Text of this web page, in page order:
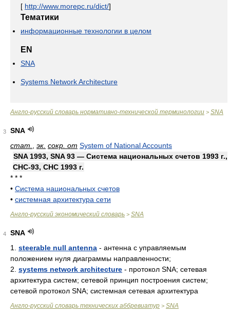
[ http://www.morepc.ru/dict/]
Тематики
информационные технологии в целом
EN
SNA
Systems Network Architecture
Англо-русский словарь нормативно-технической терминологии > SNA
3
SNA
стат.
эк. сокр. от System of National Accounts
SNA 1993, SNA 93 — Система национальных счетов 1993 г.,
СНС-93, СНС 1993 г.
* * *
• Система национальных счетов
• системная архитектура сети
Англо-русский экономический словарь > SNA
4
SNA
1. steerable null antenna - антенна с управляемым
положением нуля диаграммы направленности;
2. systems network architecture - протокол SNA; сетевая
архитектура систем; сетевой принцип построения систем;
сетевой протокол SNA; системная сетевая архитектура
Англо-русский словарь технических аббревиатур > SNA